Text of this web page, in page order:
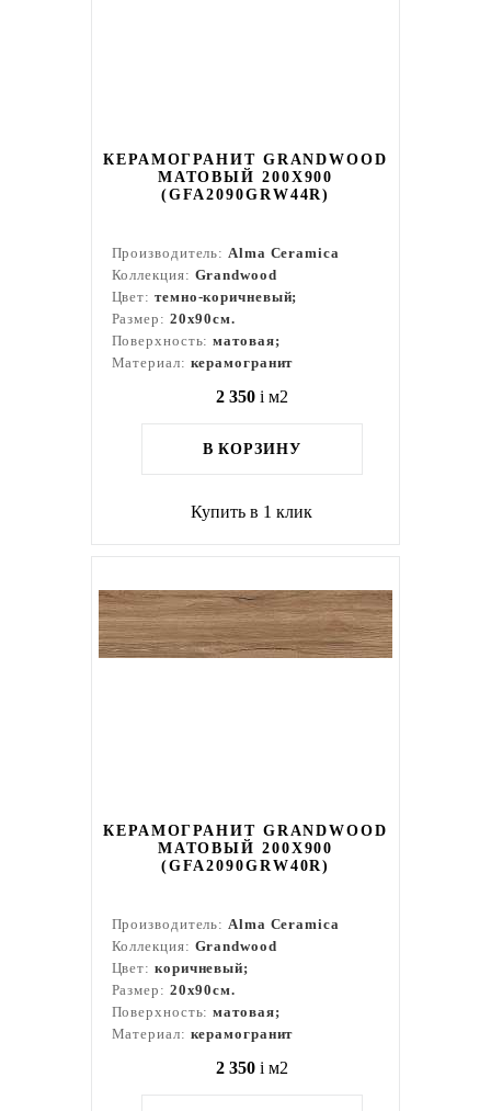
КЕРАМОГРАНИТ GRANDWOOD
МАТОВЫЙ 200X900
(GFA2090GRW44R)
Производитель:Alma Ceramica
Коллекция: Grandwood
Цвет: темно-коричневый;
Размер: 20x90см.
Поверхность:матовая;
Материал: керамогранит
2 350 i м2
В КОРЗИНУ
Купить в 1 клик
КЕРАМОГРАНИТ GRANDWOOD
МАТОВЫЙ 200X900
(GFA2090GRW40R)
Производитель:Alma Ceramica
Коллекция: Grandwood
Цвет: коричневый;
Размер: 20x90см.
Поверхность:матовая;
Материал: керамогранит
2 350 i м2